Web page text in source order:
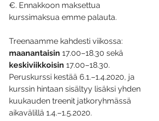
€. Ennakkoon maksettua
kurssimaksua emme palauta.
Treenaamme kahdesti viikossa:
maanantaisin 17.00–18.30 sekä
keskiviikkoisin 17.00–18.30.
Peruskurssi kestää 6.1.–1.4.2020, ja
kurssin hintaan sisältyy lisäksi yhden
kuukauden treenit jatkoryhmässä
aikavälillä 1.4.–1.5.2020.